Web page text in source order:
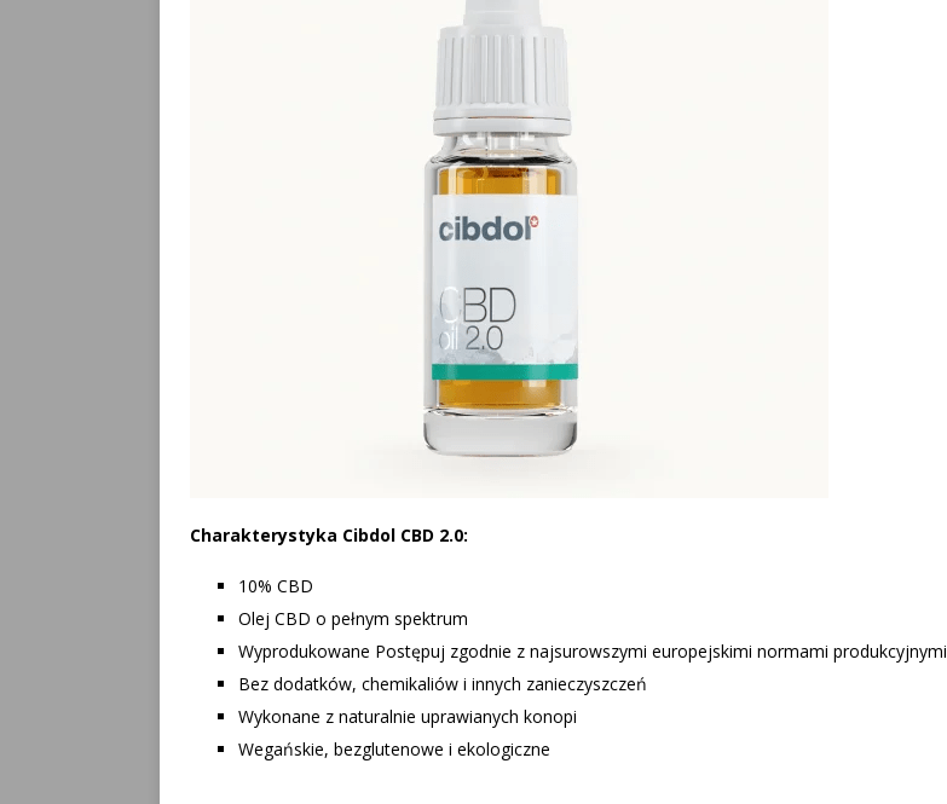
Charakterystyka Cibdol CBD 2.0:
10% CBD
Olej CBD o pełnym spektrum
Wyprodukowane Postępuj zgodnie z najsurowszymi europejskimi normami produkcyjnymi
Bez dodatków, chemikaliów i innych zanieczyszczeń
Wykonane z naturalnie uprawianych konopi
Wegańskie, bezglutenowe i ekologiczne